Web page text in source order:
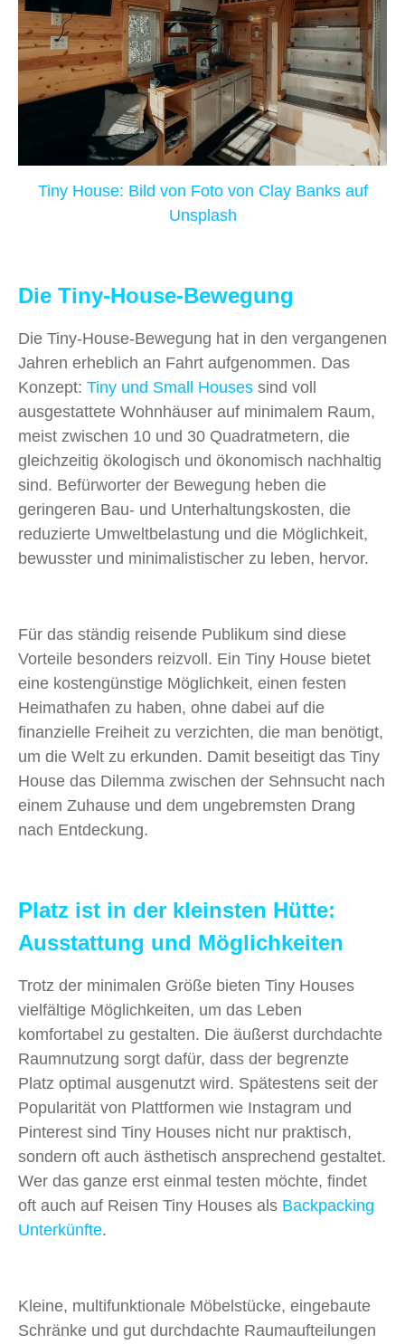
Tiny House: Bild von Foto von Clay Banks auf
Unsplash
Die Tiny-House-Bewegung
Die Tiny-House-Bewegung hat in den vergangenen
Jahren erheblich an Fahrt aufgenommen. Das
Konzept: Tiny und Small Houses sind voll
ausgestattete Wohnhäuser auf minimalem Raum,
meist zwischen 10 und 30 Quadratmetern, die
gleichzeitig ökologisch und ökonomisch nachhaltig
sind. Befürworter der Bewegung heben die
geringeren Bau- und Unterhaltungskosten, die
reduzierte Umweltbelastung und die Möglichkeit,
bewusster und minimalistischer zu leben, hervor.
Für das ständig reisende Publikum sind diese
Vorteile besonders reizvoll. Ein Tiny House bietet
eine kostengünstige Möglichkeit, einen festen
Heimathafen zu haben, ohne dabei auf die
finanzielle Freiheit zu verzichten, die man benötigt,
um die Welt zu erkunden. Damit beseitigt das Tiny
House das Dilemma zwischen der Sehnsucht nach
einem Zuhause und dem ungebremsten Drang
nach Entdeckung.
Platz ist in der kleinsten Hütte:
Ausstattung und Möglichkeiten
Trotz der minimalen Größe bieten Tiny Houses
vielfältige Möglichkeiten, um das Leben
komfortabel zu gestalten. Die äußerst durchdachte
Raumnutzung sorgt dafür, dass der begrenzte
Platz optimal ausgenutzt wird. Spätestens seit der
Popularität von Plattformen wie Instagram und
Pinterest sind Tiny Houses nicht nur praktisch,
sondern oft auch ästhetisch ansprechend gestaltet.
Wer das ganze erst einmal testen möchte, findet
oft auch auf Reisen Tiny Houses als Backpacking
Unterkünfte.
Kleine, multifunktionale Möbelstücke, eingebaute
Schränke und gut durchdachte Raumaufteilungen